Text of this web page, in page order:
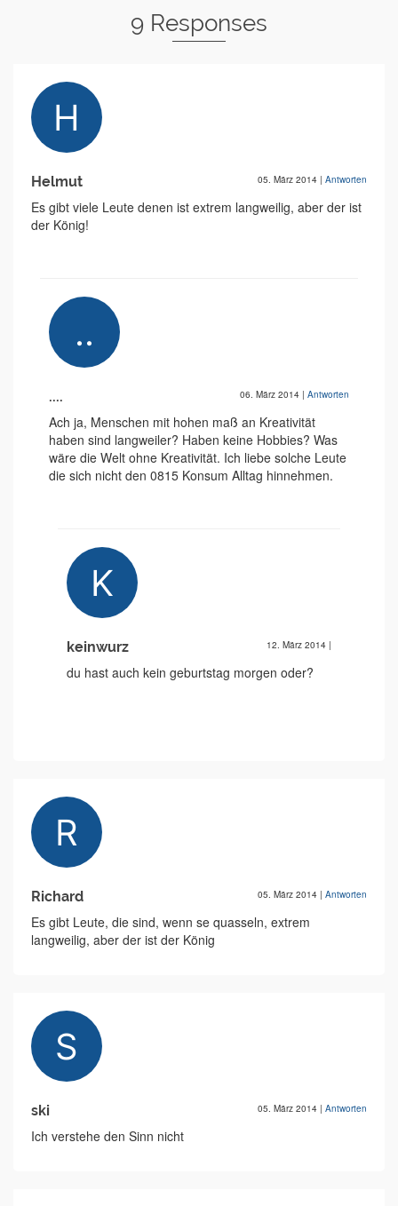
9 Responses
Helmut 05. März 2014 | Antworten
Es gibt viele Leute denen ist extrem langweilig, aber der ist
der König!
.... 06. März 2014 | Antworten
Ach ja, Menschen mit hohen maß an Kreativität
haben sind langweiler? Haben keine Hobbies? Was
wäre die Welt ohne Kreativität. Ich liebe solche Leute
die sich nicht den 0815 Konsum Alltag hinnehmen.
keinwurz 12. März 2014 |
du hast auch kein geburtstag morgen oder?
Richard 05. März 2014 | Antworten
Es gibt Leute, die sind, wenn se quasseln, extrem
langweilig, aber der ist der König
ski 05. März 2014 | Antworten
Ich verstehe den Sinn nicht